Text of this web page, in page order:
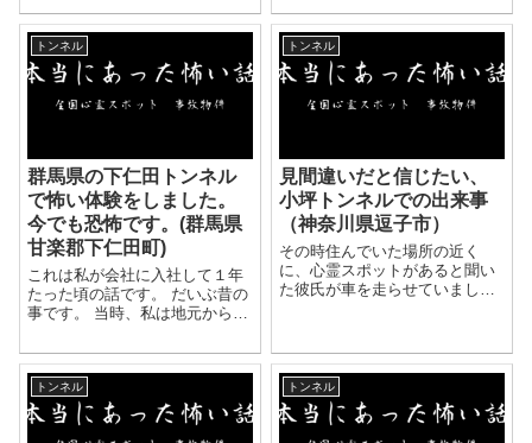
は有名な心霊スポットとなって
います。 その心霊トンネル付近
のせいなのかは不明ですが、 夜
にそのトンネ...
と幽霊がでる。」 という、よく
ある話でした...
トンネル
群馬県の下仁田トンネル
で怖い体験をしました。
今でも恐怖です。(群馬県
甘楽郡下仁田町)
これは私が会社に入社して１年
たった頃の話です。 だいぶ昔の
事です。 当時、私は地元から離
い土地で１年かけて何とか仕事
を覚えてきました。 その際に上
司がゴルフ道具一式をタダでく
れて...
トンネル
見間違いだと信じたい、
小坪トンネルでの出来事
（神奈川県逗子市）
その時住んでいた場所の近く
に、心霊スポットがあると聞い
た彼氏が車を走らせていまし
ーのような場所に売っていた 怖
い話のカセットテープに、...
トンネル トンネル